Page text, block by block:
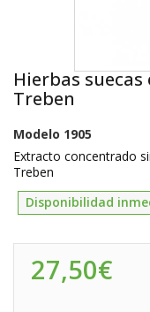
Hierbas
Treben
Modelo 1905
Extracto concentrado
Treben
Disponibilidad
27,50€